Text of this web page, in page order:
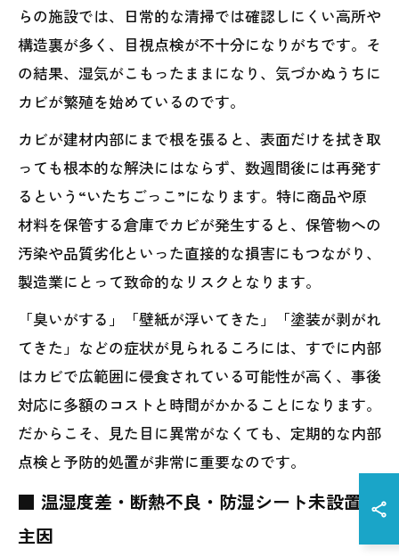
らの施設では、日常的な清掃では確認しにくい高所や
構造裏が多く、目視点検が不十分になりがちです。そ
の結果、湿気がこもったままになり、気づかぬうちに
カビが繁殖を始めているのです。
カビが建材内部にまで根を張ると、表面だけを拭き取
っても根本的な解決にはならず、数週間後には再発す
るという“いたちごっこ”になります。特に商品や原
材料を保管する倉庫でカビが発生すると、保管物への
汚染や品質劣化といった直接的な損害にもつながり、
製造業にとって致命的なリスクとなります。
「臭いがする」「壁紙が浮いてきた」「塗装が剥がれ
てきた」などの症状が見られるころには、すでに内部
はカビで広範囲に侵食されている可能性が高く、事後
対応に多額のコストと時間がかかることになります。
だからこそ、見た目に異常がなくても、定期的な内部
点検と予防的処置が非常に重要なのです。
■ 温湿度差・断熱不良・防湿シート未設置が
主因